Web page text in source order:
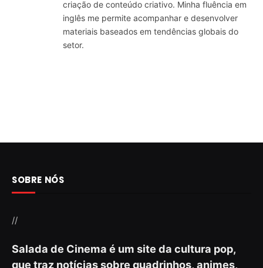
criação de conteúdo criativo. Minha fluência em
inglês me permite acompanhar e desenvolver
materiais baseados em tendências globais do
setor.
SOBRE NÓS
//
Salada de Cinema é um site da cultura pop,
que traz notícias sobre quadrinhos, animes,